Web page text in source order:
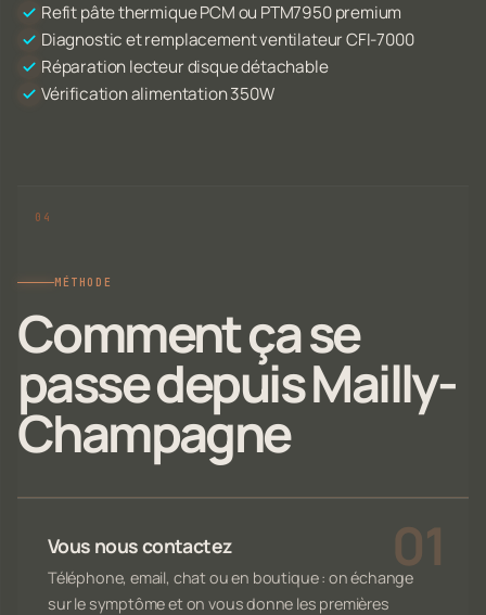
Refit pâte thermique PCM ou PTM7950 premium
Diagnostic et remplacement ventilateur CFI-7000
Réparation lecteur disque détachable
Vérification alimentation 350W
MÉTHODE
Comment ça se
passe depuis Mailly-
Champagne
Vous nous contactez
Téléphone, email, chat ou en boutique : on échange
sur le symptôme et on vous donne les premières